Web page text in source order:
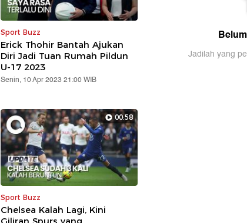
Sport Buzz
Erick Thohir Bantah Ajukan
Diri Jadi Tuan Rumah Pildun
U-17 2023
Senin, 10 Apr 2023 21:00 WIB
00:58
Sport Buzz
Chelsea Kalah Lagi, Kini